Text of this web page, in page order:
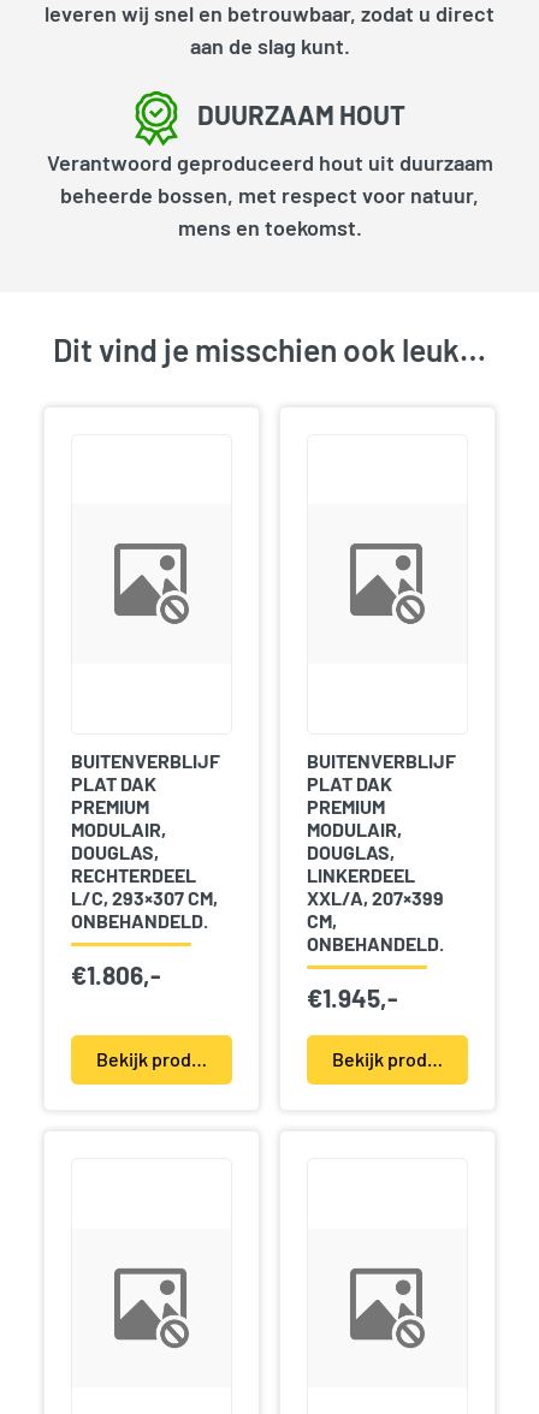
leveren wij snel en betrouwbaar, zodat u direct
aan de slag kunt.
DUURZAAM HOUT
Verantwoord geproduceerd hout uit duurzaam
beheerde bossen, met respect voor natuur,
mens en toekomst.
Dit vind je misschien ook leuk…
BUITENVERBLIJF
PLAT DAK
PREMIUM
MODULAIR,
DOUGLAS,
RECHTERDEEL
L/C, 293×307 CM,
ONBEHANDELD.
€1.806,-
Bekijk product(en)
BUITENVERBLIJF
PLAT DAK
PREMIUM
MODULAIR,
DOUGLAS,
LINKERDEEL
XXL/A, 207×399
CM,
ONBEHANDELD.
€1.945,-
Bekijk product(en)